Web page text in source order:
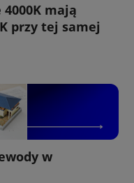
mają
przy tej samej
w